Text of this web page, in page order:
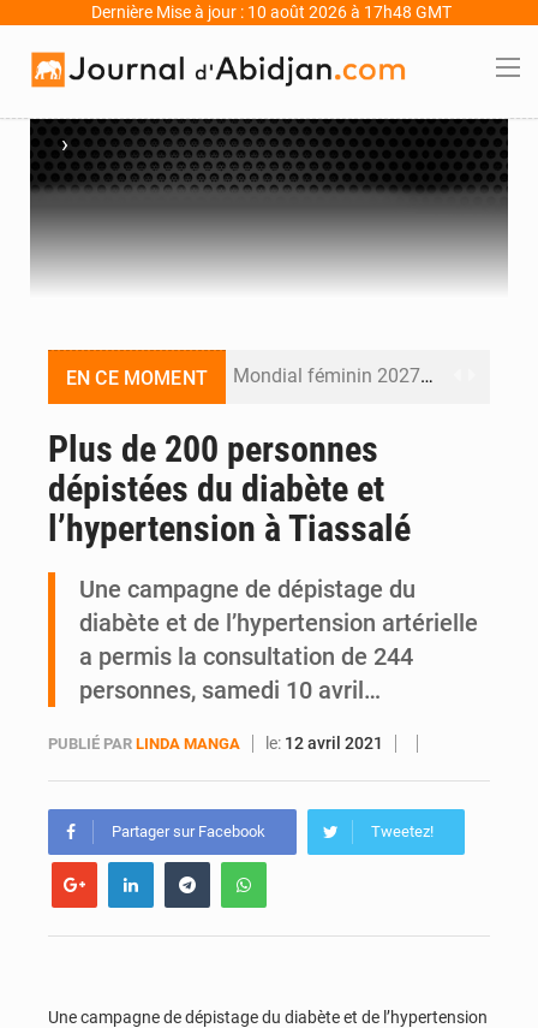
Dernière Mise à jour : 10 août 2026 à 17h48 GMT
›
EN CE MOMENT Mondial féminin 2027 : la Côte d’Ivoire affronte le Ghana en barrage le 13 août
Plus de 200 personnes
dépistées du diabète et
l’hypertension à Tiassalé
Une campagne de dépistage du
diabète et de l’hypertension artérielle
a permis la consultation de 244
personnes, samedi 10 avril…
PUBLIÉ PAR LINDA MANGA le: 12 avril 2021
Partager sur Facebook Tweetez!
Une campagne de dépistage du diabète et de l’hypertension